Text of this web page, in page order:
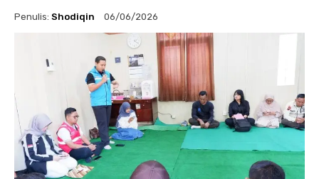
Penulis: Shodiqin 06/06/2026